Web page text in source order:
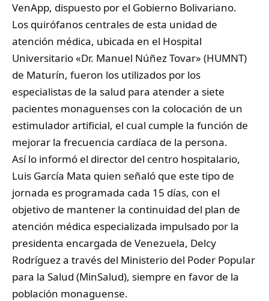
VenApp, dispuesto por el Gobierno Bolivariano.
Los quirófanos centrales de esta unidad de
atención médica, ubicada en el Hospital
Universitario «Dr. Manuel Núñez Tovar» (HUMNT)
de Maturín, fueron los utilizados por los
especialistas de la salud para atender a siete
pacientes monaguenses con la colocación de un
estimulador artificial, el cual cumple la función de
mejorar la frecuencia cardíaca de la persona.
Así lo informó el director del centro hospitalario,
Luis García Mata quien señaló que este tipo de
jornada es programada cada 15 días, con el
objetivo de mantener la continuidad del plan de
atención médica especializada impulsado por la
presidenta encargada de Venezuela, Delcy
Rodríguez a través del Ministerio del Poder Popular
para la Salud (MinSalud), siempre en favor de la
población monaguense.